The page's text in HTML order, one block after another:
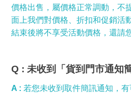
價格出售，屬價格正常調動，不
面上我們對價格、折扣和促銷活
結束後將不享受活動價格，還請
Q : 未收到「貨到門市通知
A : 若您未收到取件簡訊通知，